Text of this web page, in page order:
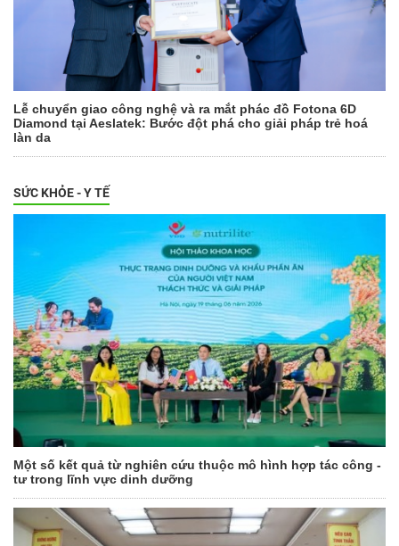
Lễ chuyển giao công nghệ và ra mắt phác đồ Fotona 6D
Diamond tại Aeslatek: Bước đột phá cho giải pháp trẻ hoá
làn da
SỨC KHỎE - Y TẾ
Một số kết quả từ nghiên cứu thuộc mô hình hợp tác công -
tư trong lĩnh vực dinh dưỡng